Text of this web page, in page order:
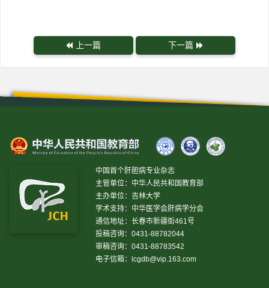
上一篇 下一篇
中国首个肝胆病专业杂志
主管单位：中华人民共和国教育部
主办单位：吉林大学
学术支持：中华医学会肝病学分会
通信地址：长春市新疆街461号
投稿咨询：0431-88782044
审稿咨询：0431-88783542
电子信箱：
lcgdb@vip.163.com